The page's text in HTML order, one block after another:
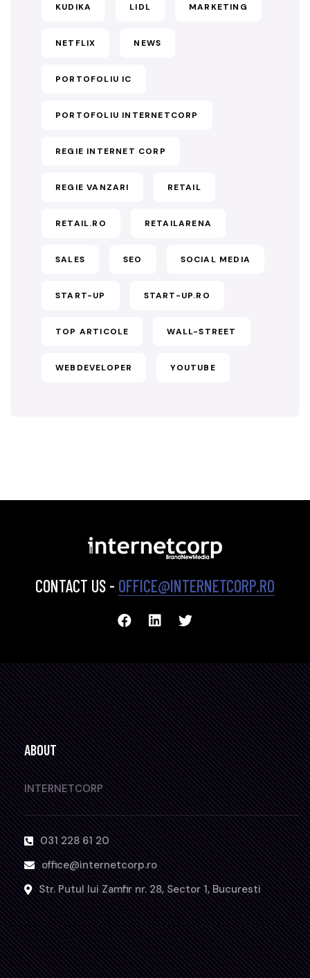
KUDIKA LIDL MARKETING
NETFLIX NEWS
PORTOFOLIU IC
PORTOFOLIU INTERNETCORP
REGIE INTERNET CORP
REGIE VANZARI RETAIL
RETAIL.RO RETAILARENA
SALES SEO SOCIAL MEDIA
START-UP START-UP.RO
TOP ARTICOLE WALL-STREET
WEBDEVELOPER YOUTUBE
CONTACT US - OFFICE@INTERNETCORP.RO
ABOUT
INTERNETCORP
031 228 61 20
office@internetcorp.ro
Str. Putul lui Zamfir nr. 28, Sector 1, Bucuresti